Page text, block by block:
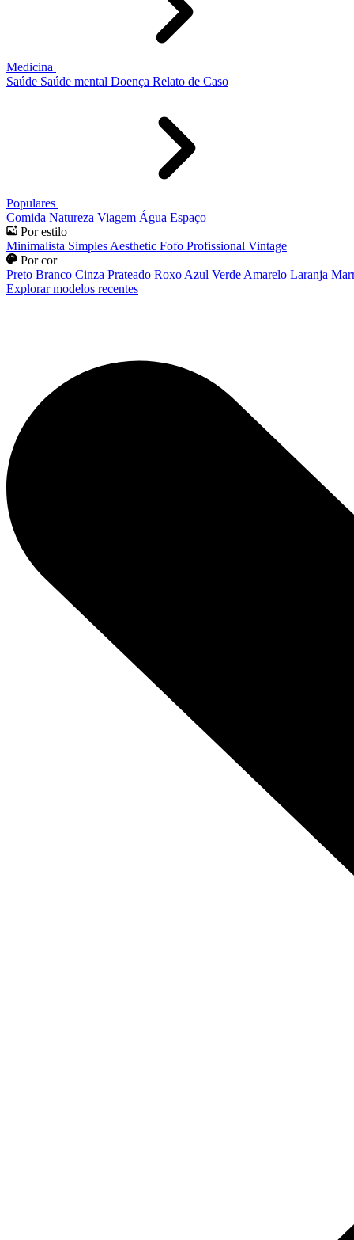
Medicina
Saúde Saúde mental Doença Relato de Caso
Populares
Comida Natureza Viagem Água Espaço
Por estilo
Minimalista Simples Aesthetic Fofo Profissional Vintage
Por cor
Preto Branco Cinza Prateado Roxo Azul Verde Amarelo Laranja
Explorar modelos recentes